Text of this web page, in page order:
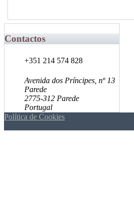
Contactos
+351 214 574 828
Avenida dos Príncipes, nº 13
Parede
2775-312 Parede
Portugal
Política de Cookies